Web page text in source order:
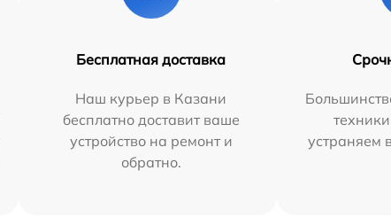
Бесплатная доставка
Наш курьер в Казани
бесплатно доставит ваше
устройство на ремонт и
обратно.
устраняем